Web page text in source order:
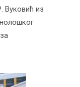
Вуковић из